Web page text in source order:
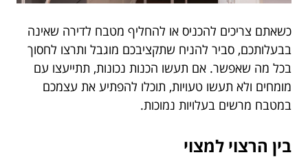
כשאתם צריכים להכניס או להחליף מטבח לדירה שאינה
בבעלותכם, סביר להניח שתקציבכם מוגבל ותרצו לחסוך
בכל מה שאפשר. אם תעשו הכנות נכונות, תתייעצו עם
מומחים ולא תעשו טעויות, תוכלו להפתיע את עצמכם
במטבח מרשים בעלויות נמוכות.
בין הרצוי למצוי